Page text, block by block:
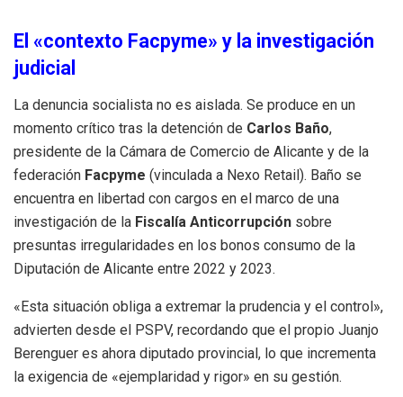
El «contexto Facpyme» y la investigación
judicial
La denuncia socialista no es aislada. Se produce en un
momento crítico tras la detención de Carlos Baño,
presidente de la Cámara de Comercio de Alicante y de la
federación Facpyme (vinculada a Nexo Retail). Baño se
encuentra en libertad con cargos en el marco de una
investigación de la Fiscalía Anticorrupción sobre
presuntas irregularidades en los bonos consumo de la
Diputación de Alicante entre 2022 y 2023.
«Esta situación obliga a extremar la prudencia y el control»,
advierten desde el PSPV, recordando que el propio Juanjo
Berenguer es ahora diputado provincial, lo que incrementa
la exigencia de «ejemplaridad y rigor» en su gestión.